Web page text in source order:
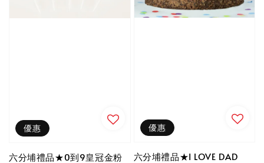
優惠
六分埔禮品★0到9皇冠金粉
優惠
六分埔禮品★I LOVE DAD